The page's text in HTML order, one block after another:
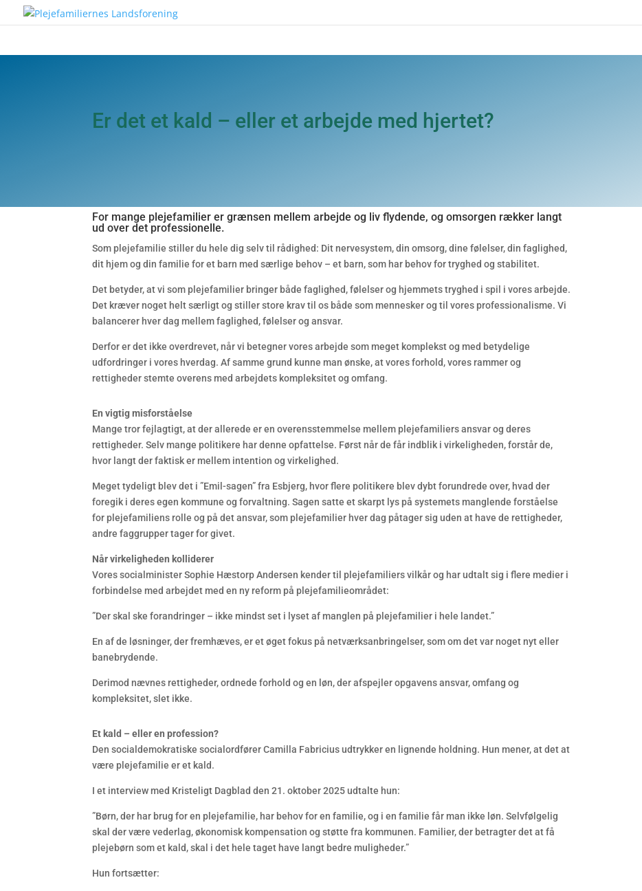
Er det et kald – eller et arbejde med hjertet?
For mange plejefamilier er grænsen mellem arbejde og liv flydende, og omsorgen rækker langt
ud over det professionelle.
Som plejefamilie stiller du hele dig selv til rådighed: Dit nervesystem, din omsorg, dine følelser, din faglighed,
dit hjem og din familie for et barn med særlige behov – et barn, som har behov for tryghed og stabilitet.
Det betyder, at vi som plejefamilier bringer både faglighed, følelser og hjemmets tryghed i spil i vores arbejde.
Det kræver noget helt særligt og stiller store krav til os både som mennesker og til vores professionalisme. Vi
balancerer hver dag mellem faglighed, følelser og ansvar.
Derfor er det ikke overdrevet, når vi betegner vores arbejde som meget komplekst og med betydelige
udfordringer i vores hverdag. Af samme grund kunne man ønske, at vores forhold, vores rammer og
rettigheder stemte overens med arbejdets kompleksitet og omfang.
En vigtig misforståelse
Mange tror fejlagtigt, at der allerede er en overensstemmelse mellem plejefamiliers ansvar og deres
rettigheder. Selv mange politikere har denne opfattelse. Først når de får indblik i virkeligheden, forstår de,
hvor langt der faktisk er mellem intention og virkelighed.
Meget tydeligt blev det i ”Emil-sagen” fra Esbjerg, hvor flere politikere blev dybt forundrede over, hvad der
foregik i deres egen kommune og forvaltning. Sagen satte et skarpt lys på systemets manglende forståelse
for plejefamiliens rolle og på det ansvar, som plejefamilier hver dag påtager sig uden at have de rettigheder,
andre faggrupper tager for givet.
Når virkeligheden kolliderer
Vores socialminister Sophie Hæstorp Andersen kender til plejefamiliers vilkår og har udtalt sig i flere medier i
forbindelse med arbejdet med en ny reform på plejefamilieområdet:
”Der skal ske forandringer – ikke mindst set i lyset af manglen på plejefamilier i hele landet.”
En af de løsninger, der fremhæves, er et øget fokus på netværksanbringelser, som om det var noget nyt eller
banebrydende.
Derimod nævnes rettigheder, ordnede forhold og en løn, der afspejler opgavens ansvar, omfang og
kompleksitet, slet ikke.
Et kald – eller en profession?
Den socialdemokratiske socialordfører Camilla Fabricius udtrykker en lignende holdning. Hun mener, at det at
være plejefamilie er et kald.
I et interview med Kristeligt Dagblad den 21. oktober 2025 udtalte hun:
”Børn, der har brug for en plejefamilie, har behov for en familie, og i en familie får man ikke løn. Selvfølgelig
skal der være vederlag, økonomisk kompensation og støtte fra kommunen. Familier, der betragter det at få
plejebørn som et kald, skal i det hele taget have langt bedre muligheder.”
Hun fortsætter: